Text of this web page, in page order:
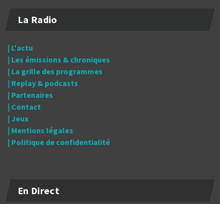
La Radio
| L'actu
| Les émissions & chroniques
| La grille des programmes
| Replay & podcasts
| Partenaires
| Contact
| Jeux
| Mentions légales
| Politique de confidentialité
En Direct